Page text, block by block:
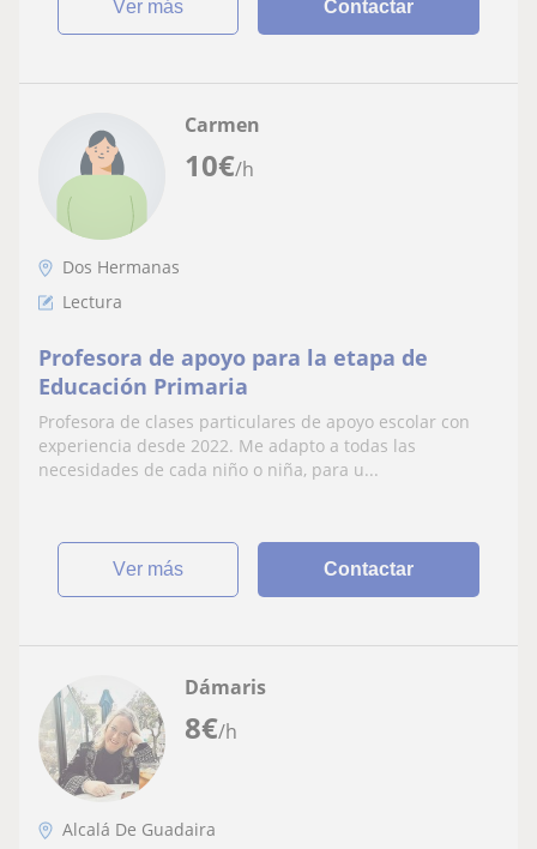
ver más Contactar
10€/h
Carmen
Dos Hermanas
Lectura
Profesora de apoyo para la etapa de
Educación Primaria
Profesora de clases particulares de apoyo escolar con
experiencia desde 2022. Me adapto a todas las
necesidades de cada niño o niña, para u...
ver más Contactar
8€/h
Dámaris
Alcalá De Guadaira